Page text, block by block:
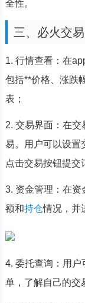
全性。
三、必火交
1. 行情查看：在
包括**价格、涨跌
表；
2. 交易界面：在
易。用户可以设置
点击交易按钮提交
3. 资金管理：在资
额和持仓情况，并
4. 委托查询：用
单，了解自己的交